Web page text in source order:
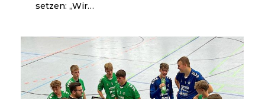
setzen: „Wir…